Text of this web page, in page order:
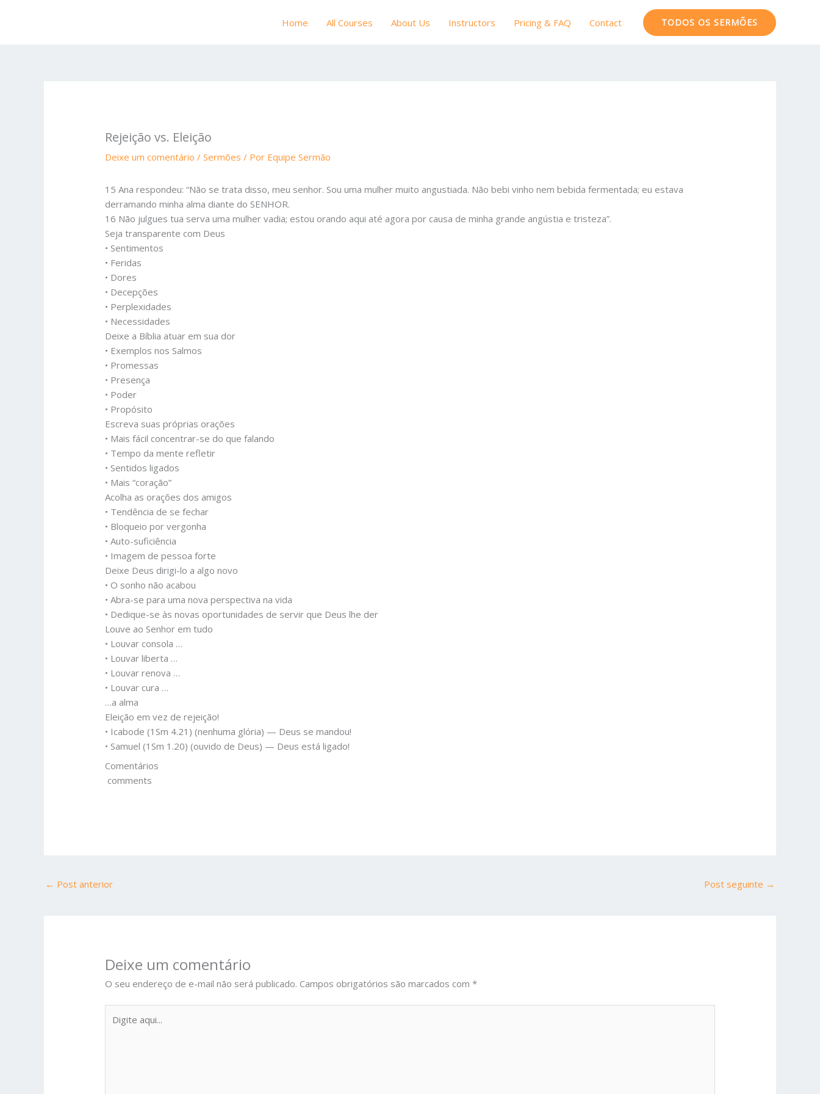
Home All Courses About Us Instructors Pricing & FAQ Contact TODOS OS SERMÕES
Rejeição vs. Eleição
Deixe um comentário /Sermões / Por Equipe Sermão
15 Ana respondeu: “Não se trata disso, meu senhor. Sou uma mulher muito angustiada. Não bebi vinho nem bebida fermentada; eu estava
derramando minha alma diante do SENHOR.
16 Não julgues tua serva uma mulher vadia; estou orando aqui até agora por causa de minha grande angústia e tristeza”.
Seja transparente com Deus
• Sentimentos
• Feridas
• Dores
• Decepções
• Perplexidades
• Necessidades
Deixe a Bíblia atuar em sua dor
• Exemplos nos Salmos
• Promessas
• Presença
• Poder
• Propósito
Escreva suas próprias orações
• Mais fácil concentrar-se do que falando
• Tempo da mente refletir
• Sentidos ligados
• Mais “coração”
Acolha as orações dos amigos
• Tendência de se fechar
• Bloqueio por vergonha
• Auto-suficiência
• Imagem de pessoa forte
Deixe Deus dirigi-lo a algo novo
• O sonho não acabou
• Abra-se para uma nova perspectiva na vida
• Dedique-se às novas oportunidades de servir que Deus lhe der
Louve ao Senhor em tudo
• Louvar consola …
• Louvar liberta …
• Louvar renova …
• Louvar cura …
…a alma
Eleição em vez de rejeição!
• Icabode (1Sm 4.21) (nenhuma glória) — Deus se mandou!
• Samuel (1Sm 1.20) (ouvido de Deus) — Deus está ligado!
Comentários
comments
← Post anterior Post seguinte →
Deixe um comentário
O seu endereço de e-mail não será publicado. Campos obrigatórios são marcados com*
aqui...